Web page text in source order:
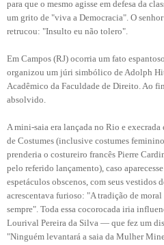
para que o mesmo agisse em defesa da
um grito de "viva a Democracia". O
retrucou: "Insulto eu não tolero".
Em Campos (RJ) ocorria um fato
organizou um júri simbólico de Adolph
Acadêmico da Faculdade de Direito. Ao
absolvido.
A mini-saia era lançada no Rio e
de Costumes (inclusive costumes
prenderia o costureiro francês Pierre
pelo referido lançamento), caso
espetáculos obscenos, com seus vestidos
acrescentava furioso: "A tradição de
sempre". Toda essa cocorocada iria
Lourival Pereira da Silva — que fez um
"Ninguém levantará a saia da Mulher